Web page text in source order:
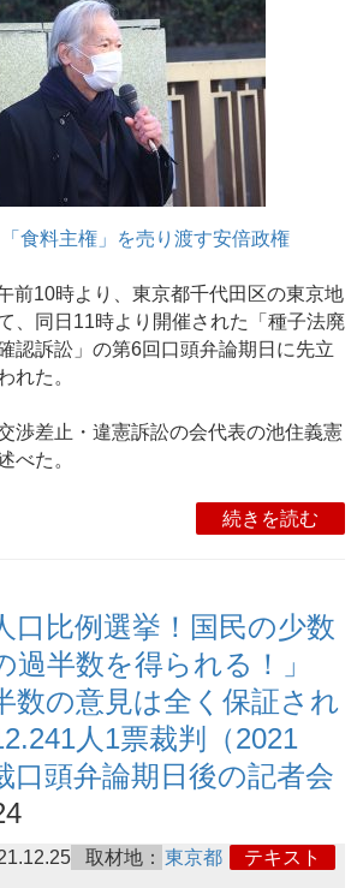
食料主権」を売り渡す安倍政権
前10時より、東京都千代田区の東京地
、同日11時より開催された「種子法廃
認訴訟」の第6回口頭弁論期日に先立
れた。
渉差止・違憲訴訟の会代表の池住義憲
べた。
続きを読む
口比例選挙！国民の少数
過半数を得られる！」
数の意見は全く保証され
人1票裁判（2021
口頭弁論期日後の記者会
取材地： 東京都
テキスト